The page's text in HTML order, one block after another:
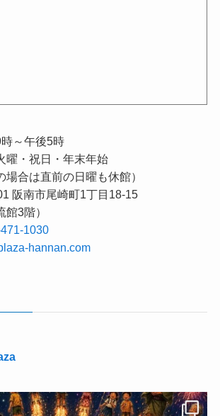
～午後5時
曜・祝日・年末年始
場合は直前の日曜も休館）
阪南市尾崎町1丁目18-15
館3階）
1030
hannan.com